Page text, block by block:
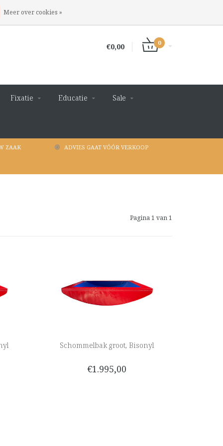
€0,00 0
Fixatie Educatie Sale
ZAAK ADVIES GAAT VÓÓR VERKOOP
Pagina 1 van 1
Schommelbak groot, Bisonyl
€1.995,00
Meer over cookies »